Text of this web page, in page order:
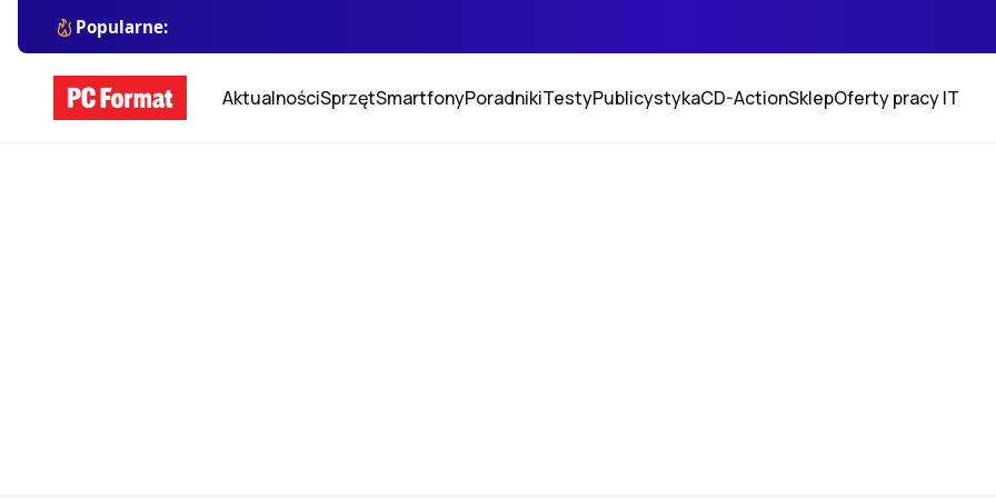
Popularne:
AktualnościSprzętSmartfonyPoradnikiTestyPublicystykaCD-ActionSklepOferty pracy IT